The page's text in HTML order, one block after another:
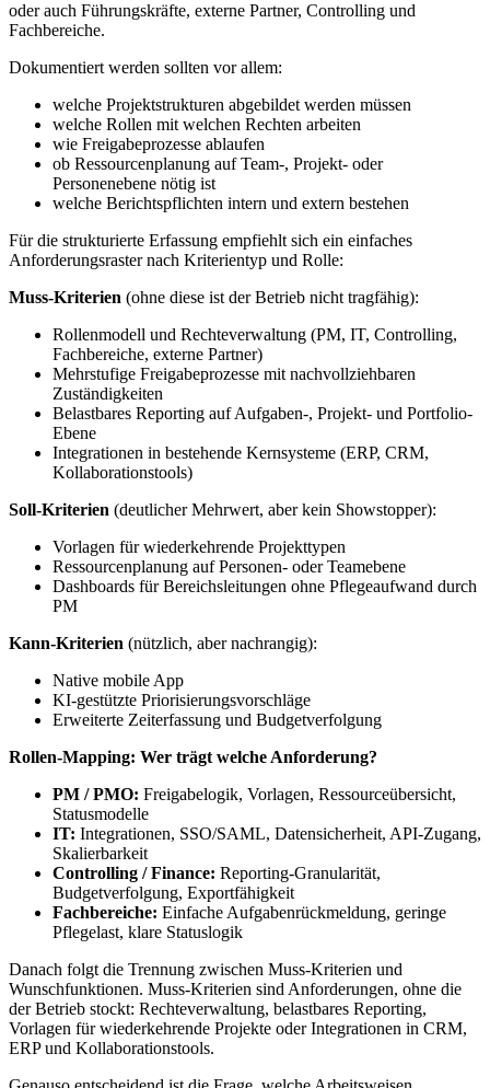
oder auch Führungskräfte, externe Partner, Controlling und
Fachbereiche.
Dokumentiert werden sollten vor allem:
welche Projektstrukturen abgebildet werden müssen
welche Rollen mit welchen Rechten arbeiten
wie Freigabeprozesse ablaufen
ob Ressourcenplanung auf Team-, Projekt- oder
Personenebene nötig ist
welche Berichtspflichten intern und extern bestehen
Für die strukturierte Erfassung empfiehlt sich ein einfaches
Anforderungsraster nach Kriterientyp und Rolle:
Muss-Kriterien (ohne diese ist der Betrieb nicht tragfähig):
Rollenmodell und Rechteverwaltung (PM, IT, Controlling,
Fachbereiche, externe Partner)
Mehrstufige Freigabeprozesse mit nachvollziehbaren
Zuständigkeiten
Belastbares Reporting auf Aufgaben-, Projekt- und Portfolio-
Ebene
Integrationen in bestehende Kernsysteme (ERP, CRM,
Kollaborationstools)
Soll-Kriterien (deutlicher Mehrwert, aber kein Showstopper):
Vorlagen für wiederkehrende Projekttypen
Ressourcenplanung auf Personen- oder Teamebene
Dashboards für Bereichsleitungen ohne Pflegeaufwand durch
PM
Kann-Kriterien (nützlich, aber nachrangig):
Native mobile App
KI-gestützte Priorisierungsvorschläge
Erweiterte Zeiterfassung und Budgetverfolgung
Rollen-Mapping: Wer trägt welche Anforderung?
PM / PMO: Freigabelogik, Vorlagen, Ressourceübersicht,
Statusmodelle
IT: Integrationen, SSO/SAML, Datensicherheit, API-Zugang,
Skalierbarkeit
Controlling / Finance: Reporting-Granularität,
Budgetverfolgung, Exportfähigkeit
Fachbereiche: Einfache Aufgabenrückmeldung, geringe
Pflegelast, klare Statuslogik
Danach folgt die Trennung zwischen Muss-Kriterien und
Wunschfunktionen. Muss-Kriterien sind Anforderungen, ohne die
der Betrieb stockt: Rechteverwaltung, belastbares Reporting,
Vorlagen für wiederkehrende Projekte oder Integrationen in CRM,
ERP und Kollaborationstools.